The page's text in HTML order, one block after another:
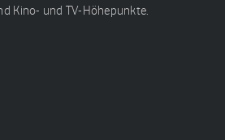
Kino- und TV-Höhepunkte.